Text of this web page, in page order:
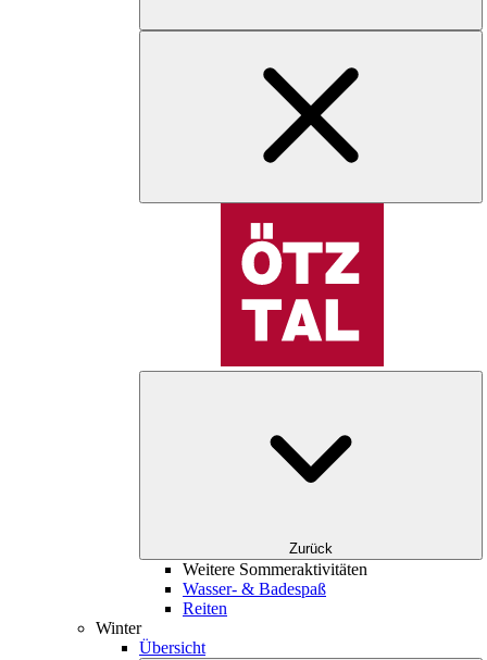
Zurück
Weitere Sommeraktivitäten
Wasser- & Badespaß
Reiten
Winter
Übersicht